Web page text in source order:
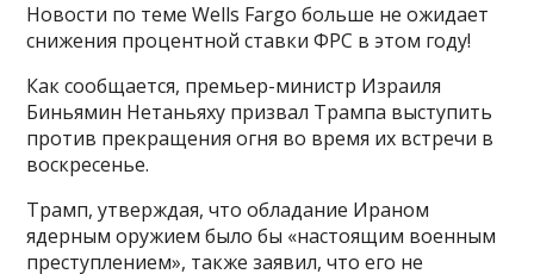
Новости по теме Wells Fargo больше не ожидает
снижения процентной ставки ФРС в этом году!
Как сообщается, премьер-министр Израиля
Биньямин Нетаньяху призвал Трампа выступить
против прекращения огня во время их встречи в
воскресенье.
Трамп, утверждая, что обладание Ираном
ядерным оружием было бы «настоящим военным
преступлением», также заявил, что его не